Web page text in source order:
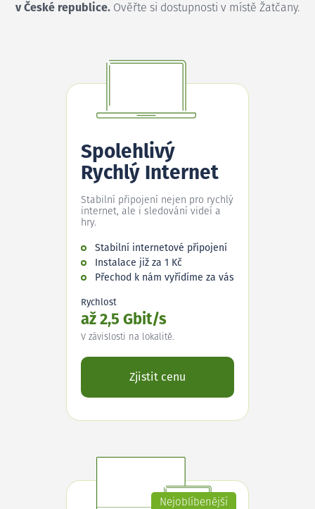
v České republice. Ověřte si dostupnosti v místě Žatčany.
Spolehlivý
Rychlý Internet
Stabilní připojení nejen pro rychlý
internet, ale i sledování videí a
hry.
Stabilní internetové připojení
Instalace již za 1 Kč
Přechod k nám vyřídíme za vás
Rychlost
až 2,5 Gbit/s
V závislosti na lokalitě.
Zjistit cenu
Nejoblíbenější